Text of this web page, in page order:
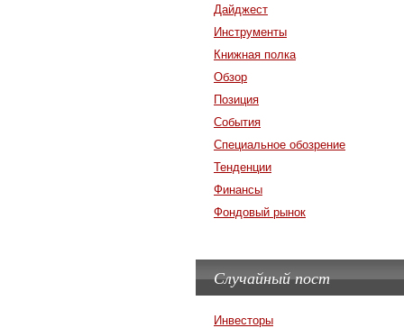
Дайджест
Инструменты
Книжная полка
Обзор
Позиция
События
Специальное обозрение
Тенденции
Финансы
Фондовый рынок
Случайный пост
Инвесторы